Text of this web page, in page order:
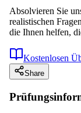
Absolvieren Sie
realistischen
die Ihnen helfen,
Kostenlosen
Share